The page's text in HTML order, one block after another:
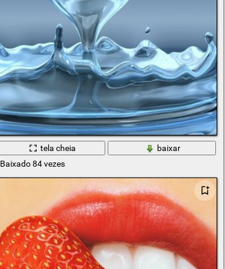
tela cheia
baixar
Baixado 84 vezes